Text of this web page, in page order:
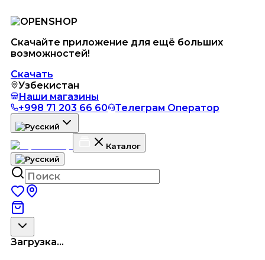
Скачайте приложение для ещё больших
возможностей!
Скачать
Узбекистан
Наши магазины
+998 71 203 66 60
Телеграм Оператор
Каталог
Загрузка...